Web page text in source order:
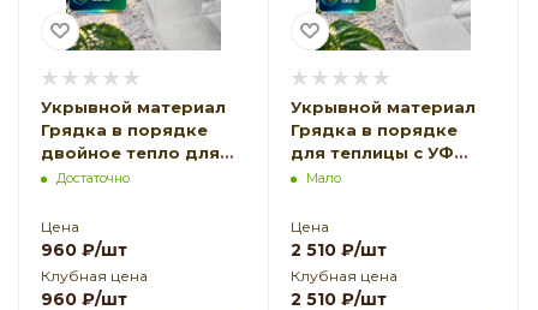
Укрывной материал
Грядка в порядке
двойное тепло для
теплицы с УФ
белый
фольгированный 90 г/
м2, 1,5 х 5 м
Благодатное
Достаточно
Цена
960 ₽/шт
Клубная цена
960 ₽/шт
Укрывной материал
Грядка в порядке
для теплицы с УФ
стабилизатором
фольгированный
двойное тепло 90 г/
м2, 1,6 х 5 м
Благодатное
Мало
Цена
2 510 ₽/шт
Клубная цена
2 510 ₽/шт